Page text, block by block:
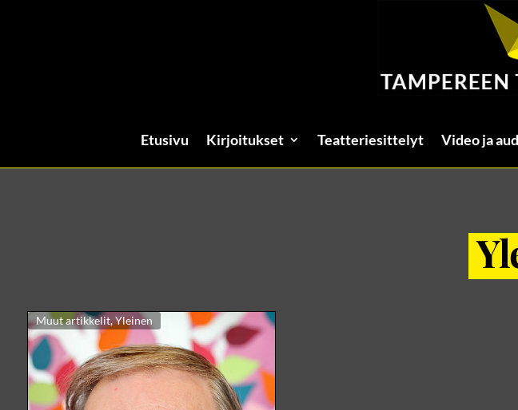
Etusivu Kirjoitukset Teatteriesittelyt Video ja
Muut artikkelit,Yleinen